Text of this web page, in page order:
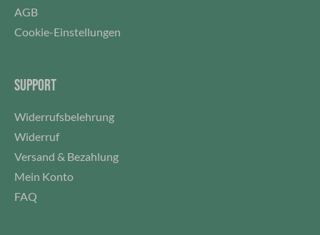
AGB
Cookie-Einstellungen
SUPPORT
Widerrufsbelehrung
Widerruf
Versand & Bezahlung
Mein Konto
FAQ